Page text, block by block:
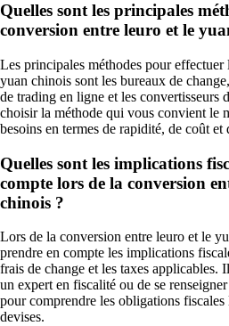
Quelles sont les principales
conversion entre leuro et le
Les principales méthodes pour
yuan chinois sont les bureaux de
de trading en ligne et les convertisseurs
choisir la méthode qui vous convient le
besoins en termes de rapidité, de coût et
Quelles sont les implications
compte lors de la conversion
chinois ?
Lors de la conversion entre leuro et le
prendre en compte les implications
frais de change et les taxes applicables.
un expert en fiscalité ou de se
pour comprendre les obligations
devises.